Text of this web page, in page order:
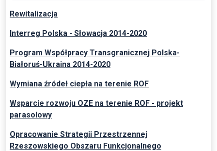
Rewitalizacja
Interreg Polska - Słowacja 2014-2020
Program Współpracy Transgranicznej Polska-
Białoruś-Ukraina 2014-2020
Wymiana źródeł ciepła na terenie ROF
Wsparcie rozwoju OZE na terenie ROF - projekt
parasolowy
Opracowanie Strategii Przestrzennej
Rzeszowskiego Obszaru Funkcjonalnego